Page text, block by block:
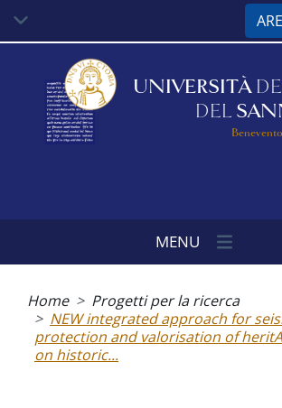
contenuto
UNIVERSITÀ
DEL
Benevento
MENU
pane
Home
Progetti per la ricerca
NEW integrated approach for
protection and valorisation of
on historic...